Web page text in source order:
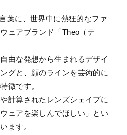
葉に、世界中に熱狂的なファ
ェアブランド「Theo（テ
由な発想から生まれるデザイ
グと、顔のラインを芸術的に
徴です。
計算されたレンズシェイプに
ェアを楽しんでほしい」とい
ます。